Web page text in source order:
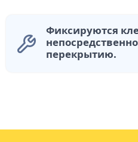
Фиксируются
перекрытию.